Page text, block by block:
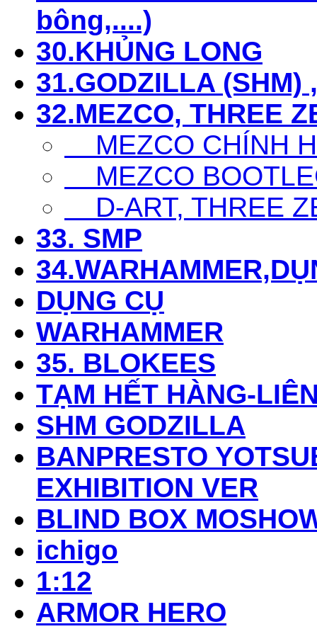
bông,....)
30.KHỦNG LONG
31.GODZILLA (SHM)
32.MEZCO, THREE
MEZCO CHÍNH
MEZCO
D-ART, THREE
33. SMP
DỤNG CỤ
WARHAMMER
35. BLOKEES
TẠM HẾT HÀNG-
SHM GODZILLA
BANPRESTO
EXHIBITION VER
BLIND BOX
ichigo
1:12
ARMOR HERO